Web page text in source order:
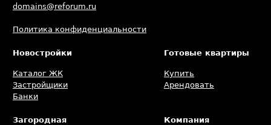
domains@reforum.ru
Политика конфиденциальности
Новостройки
Каталог ЖК
Застройщики
Банки
Готовые квартиры
Купить
Арендовать
Загородная
Компания